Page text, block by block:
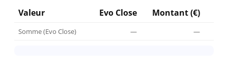
Valeur Evo Close Montant (€)
Somme (Evo Close) — —